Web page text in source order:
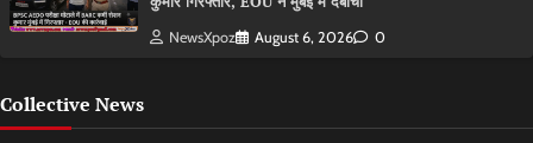
NewsXpoz August 6, 2026 0
Collective News